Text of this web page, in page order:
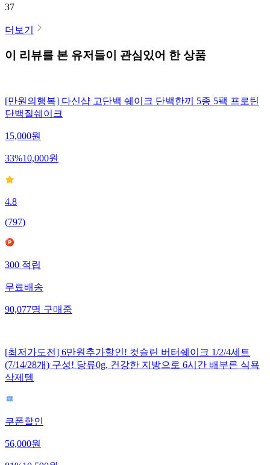
37
더보기
이 리뷰를 본 유저들이 관심있어 한 상품
[만원의행복] 다신샵 고단백 쉐이크 단백한끼 5종 5팩 프로틴
단백질쉐이크
15,000원
33%10,000원
4.8
(797)
300 적립
무료배송
90,077명 구매중
[최저가도전] 6만원추가할인! 컷슬린 버터쉐이크 1/2/4세트
(7/14/28개) 구성! 당류0g, 건강한 지방으로 6시간 배부른 식욕
삭제템
쿠폰할인
56,000원